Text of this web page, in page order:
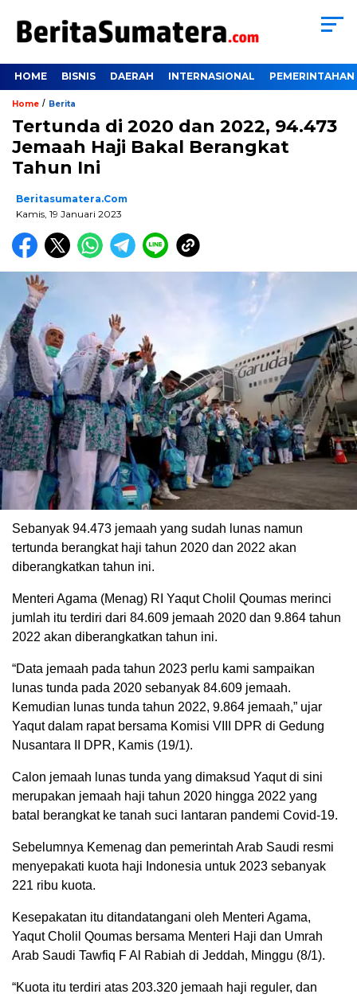
HOME BISNIS DAERAH INTERNASIONAL PEMERINTAHAN
Home / Berita
Tertunda di 2020 dan 2022, 94.473
Jemaah Haji Bakal Berangkat
Tahun Ini
Beritasumatera.com
Kamis, 19 Januari 2023
Sebanyak 94.473 jemaah yang sudah lunas namun
tertunda berangkat haji tahun 2020 dan 2022 akan
diberangkatkan tahun ini.
Menteri Agama (Menag) RI Yaqut Cholil Qoumas merinci
jumlah itu terdiri dari 84.609 jemaah 2020 dan 9.864 tahun
2022 akan diberangkatkan tahun ini.
“Data jemaah pada tahun 2023 perlu kami sampaikan
lunas tunda pada 2020 sebanyak 84.609 jemaah.
Kemudian lunas tunda tahun 2022, 9.864 jemaah,” ujar
Yaqut dalam rapat bersama Komisi VIII DPR di Gedung
Nusantara II DPR, Kamis (19/1).
Calon jemaah lunas tunda yang dimaksud Yaqut di sini
merupakan jemaah haji tahun 2020 hingga 2022 yang
batal berangkat ke tanah suci lantaran pandemi Covid-19.
Sebelumnya Kemenag dan pemerintah Arab Saudi resmi
menyepakati kuota haji Indonesia untuk 2023 sebanyak
221 ribu kuota.
Kesepakatan itu ditandatangani oleh Menteri Agama,
Yaqut Cholil Qoumas bersama Menteri Haji dan Umrah
Arab Saudi Tawfiq F Al Rabiah di Jeddah, Minggu (8/1).
“Kuota itu terdiri atas 203.320 jemaah haji reguler, dan